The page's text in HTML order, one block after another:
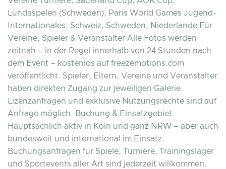
Lundaspelen (Schweden), Paris World Games Jugend-
Internationales: Schweiz, Schweden, Niederlande Für
Vereine, Spieler & Veranstalter Alle Fotos werden
zeitnah – in der Regel innerhalb von 24 Stunden nach
dem Event – kostenlos auf freezemotions.com
veröffentlicht. Spieler, Eltern, Vereine und Veranstalter
haben direkten Zugang zur jeweiligen Galerie.
Lizenzanfragen und exklusive Nutzungsrechte sind auf
Anfrage möglich. Buchung & Einsatzgebiet
Hauptsächlich aktiv in Köln und ganz NRW – aber auch
bundesweit und international im Einsatz.
Buchungsanfragen für Spiele, Turniere, Trainingslager
und Sportevents aller Art sind jederzeit willkommen.